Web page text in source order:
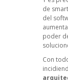
de
del
poder
Con